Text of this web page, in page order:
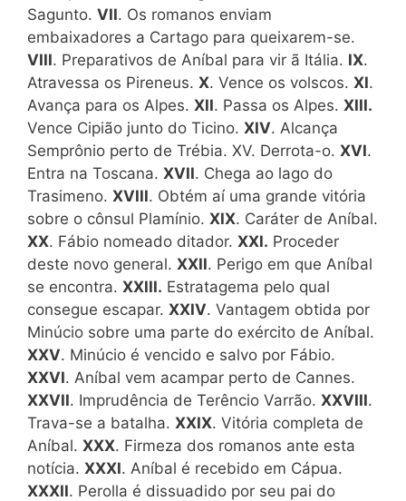
Sagunto. VII. Os romanos enviam
embaixadores a Cartago para queixarem-se.
VIII. Preparativos de Aníbal para vir ã Itália. IX.
Atravessa os Pireneus. X. Vence os volscos. XI.
Avança para os Alpes. XII. Passa os Alpes. XIII.
Vence Cipião junto do Ticino. XIV. Alcança
Semprônio perto de Trébia. XV. Derrota-o. XVI.
Entra na Toscana. XVII. Chega ao lago do
Trasimeno. XVIII. Obtém aí uma grande vitória
sobre o cônsul Plamínio. XIX. Caráter de Aníbal.
XX. Fábio nomeado ditador. XXI. Proceder
deste novo general. XXII. Perigo em que Aníbal
se encontra. XXIII. Estratagema pelo qual
consegue escapar. XXIV. Vantagem obtida por
Minúcio sobre uma parte do exército de Aníbal.
XXV. Minúcio é vencido e salvo por Fábio.
XXVI. Aníbal vem acampar perto de Cannes.
XXVII. Imprudência de Terêncio Varrão. XXVIII.
Trava-se a batalha. XXIX. Vitória completa de
Aníbal. XXX. Firmeza dos romanos ante esta
notícia. XXXI. Aníbal é recebido em Cápua.
XXXII. Perolla é dissuadido por seu pai do